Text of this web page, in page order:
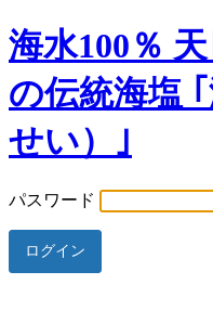
海水100％
の伝統海塩
せい）｣
パスワード